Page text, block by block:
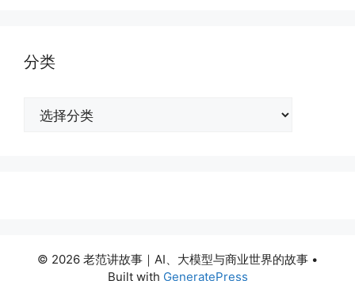
分类
© 2026 老范讲故事｜AI、大模型与商业世界的故事 •
Built with GeneratePress